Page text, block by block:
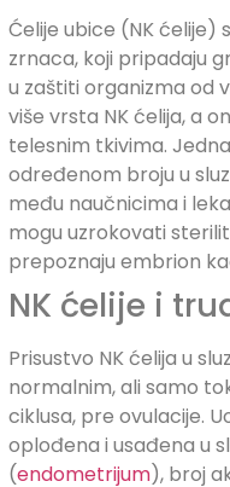
Ćelije ubice (NK ćelije)
zrnaca, koji pripadaju
u zaštiti organizma od
više vrsta NK ćelija, a
telesnim tkivima.
određenom broju u
među naučnicima i
mogu uzrokovati
prepoznaju embrion
NK ćelije i
Prisustvo NK ćelija u
normalnim, ali samo
ciklusa, pre ovulacije.
oplođena i usađena u
(endometrijum), broj